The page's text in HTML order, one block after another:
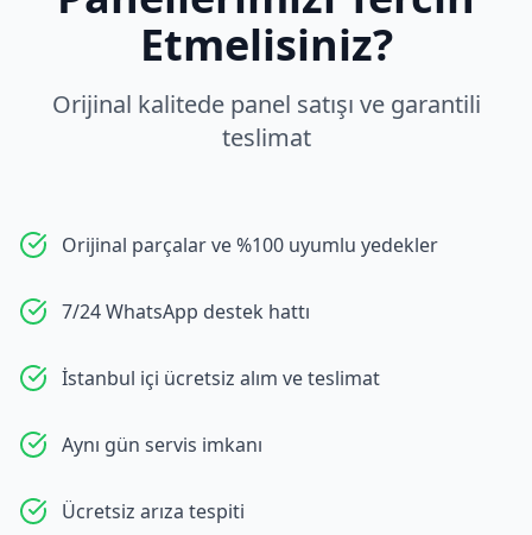
Etmelisiniz?
Orijinal kalitede panel satışı ve garantili
teslimat
Orijinal parçalar ve %100 uyumlu yedekler
7/24 WhatsApp destek hattı
İstanbul içi ücretsiz alım ve teslimat
Aynı gün servis imkanı
Ücretsiz arıza tespiti